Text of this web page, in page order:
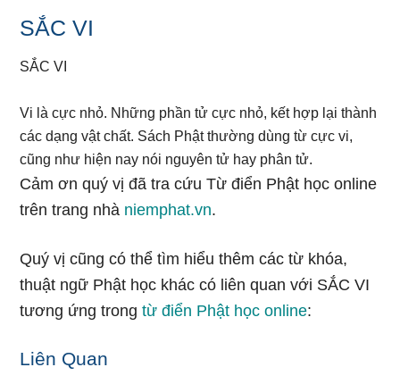
SẮC VI
SẮC VI
Vi là cực nhỏ. Những phần tử cực nhỏ, kết hợp lại thành
các dạng vật chất. Sách Phật thường dùng từ cực vi,
cũng như hiện nay nói nguyên tử hay phân tử.
Cảm ơn quý vị đã tra cứu Từ điển Phật học online
trên trang nhà niemphat.vn.
Quý vị cũng có thể tìm hiểu thêm các từ khóa,
thuật ngữ Phật học khác có liên quan với SẮC VI
tương ứng trongtừ điển Phật học online:
Liên Quan